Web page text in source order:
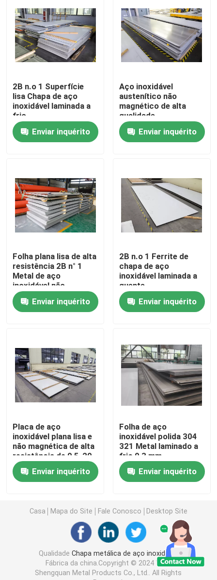
Quem Somos
Contatos
Vídeos
Chapa metálica de aço inoxidável
Tubo metálico de aço inoxidável
Bobina de aço inoxidável da folha
Chapa de aço inoxidável
Bobina 304 de aço inoxidável
Folha 304 de aço inoxidável
Tubo de aço inoxidável 316
Fios de chapa de cobre
Caixa de cabos de aço inoxidável
2B n.o 1 Superfície
lisa Chapa de aço
inoxidável laminada a
frio
Enviar inquérito
Aço inoxidável
austenítico não
magnético de alta
qualidade
Enviar inquérito
Folha plana lisa de alta
resistência 2B n° 1
Metal de aço
inoxidável não
magnético para uso
industrialEnviar inquérito
2B n.o 1 Ferrite de
chapa de aço
inoxidável laminada a
quente
Enviar inquérito
Placa de aço
inoxidável plana lisa e
não magnética de alta
resistência de 0,5-20
mm
Enviar inquérito
Folha de aço
inoxidável polida 304
321 Metal laminado a
frio 0,3 mm
Enviar inquérito
Casa Mapa do Site Fale Conosco Desktop Site
QualidadeChapa metálica de aço inoxidável
Fábrica da china.Copyright © 2024 Wuxi
Shengquan Metal Products Co., Ltd.. All Rights